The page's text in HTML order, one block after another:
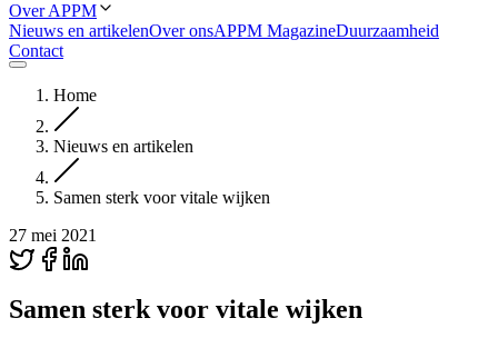
Over APPM
Nieuws en artikelenOver onsAPPM MagazineDuurzaamheid
Contact
Home
Nieuws en artikelen
Samen sterk voor vitale wijken
27 mei 2021
Samen sterk voor vitale wijken